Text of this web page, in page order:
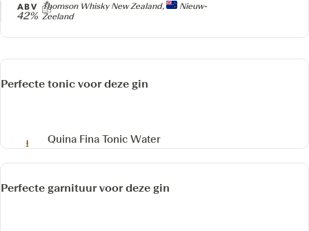
Producer
Thomson Whisky New Zealand,
Nieuw-
Zeeland
ABV
42%
Perfecte tonic voor deze gin
Quina Fina Tonic Water
Perfecte garnituur voor deze gin